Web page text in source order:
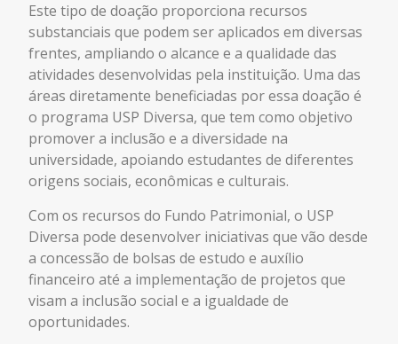
Este tipo de doação proporciona recursos
substanciais que podem ser aplicados em diversas
frentes, ampliando o alcance e a qualidade das
atividades desenvolvidas pela instituição. Uma das
áreas diretamente beneficiadas por essa doação é
o programa USP Diversa, que tem como objetivo
promover a inclusão e a diversidade na
universidade, apoiando estudantes de diferentes
origens sociais, econômicas e culturais.
Com os recursos do Fundo Patrimonial, o USP
Diversa pode desenvolver iniciativas que vão desde
a concessão de bolsas de estudo e auxílio
financeiro até a implementação de projetos que
visam a inclusão social e a igualdade de
oportunidades.